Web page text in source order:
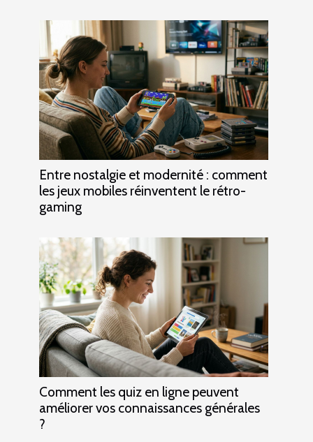
Entre nostalgie et modernité : comment
les jeux mobiles réinventent le rétro-
gaming
Comment les quiz en ligne peuvent
améliorer vos connaissances générales
?